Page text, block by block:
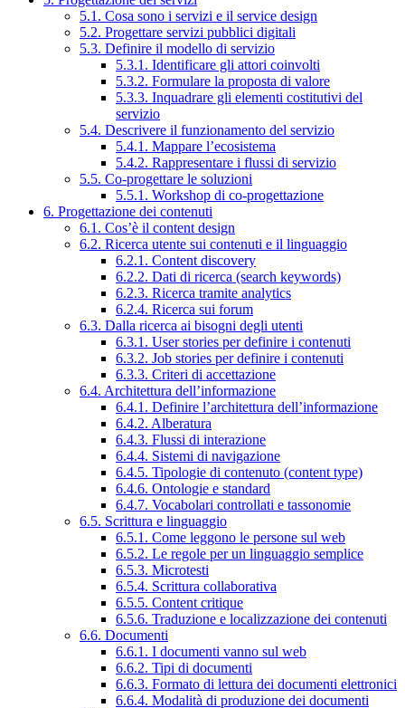
5.1. Cosa sono i servizi e il service design
5.2. Progettare servizi pubblici digitali
5.3. Definire il modello di servizio
5.3.1. Identificare gli attori coinvolti
5.3.2. Formulare la proposta di valore
5.3.3. Inquadrare gli elementi costitutivi del
servizio
5.4. Descrivere il funzionamento del servizio
5.4.1. Mappare l’ecosistema
5.4.2. Rappresentare i flussi di servizio
5.5. Co-progettare le soluzioni
5.5.1. Workshop di co-progettazione
6. Progettazione dei contenuti
6.1. Cos’è il content design
6.2. Ricerca utente sui contenuti e il linguaggio
6.2.1. Content discovery
6.2.2. Dati di ricerca (search keywords)
6.2.3. Ricerca tramite analytics
6.2.4. Ricerca sui forum
6.3. Dalla ricerca ai bisogni degli utenti
6.3.1. User stories per definire i contenuti
6.3.2. Job stories per definire i contenuti
6.3.3. Criteri di accettazione
6.4. Architettura dell’informazione
6.4.1. Definire l’architettura dell’informazione
6.4.2. Alberatura
6.4.3. Flussi di interazione
6.4.4. Sistemi di navigazione
6.4.5. Tipologie di contenuto (content type)
6.4.6. Ontologie e standard
6.4.7. Vocabolari controllati e tassonomie
6.5. Scrittura e linguaggio
6.5.1. Come leggono le persone sul web
6.5.2. Le regole per un linguaggio semplice
6.5.3. Microtesti
6.5.4. Scrittura collaborativa
6.5.5. Content critique
6.5.6. Traduzione e localizzazione dei contenuti
6.6. Documenti
6.6.1. I documenti vanno sul web
6.6.2. Tipi di documenti
6.6.3. Formato di lettura dei documenti elettronici
6.6.4. Modalità di produzione dei documenti